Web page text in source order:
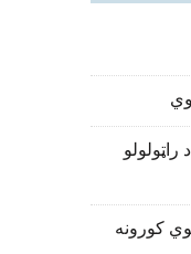
شوي کورونه